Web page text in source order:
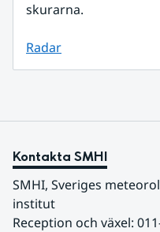
skurarna.
Radar
Kontakta SMHI
SMHI, Sveriges
institut
Reception och växel: